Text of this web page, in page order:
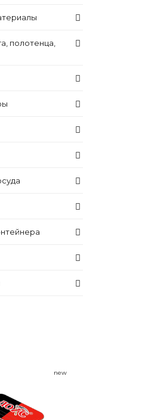
полотенца,
new